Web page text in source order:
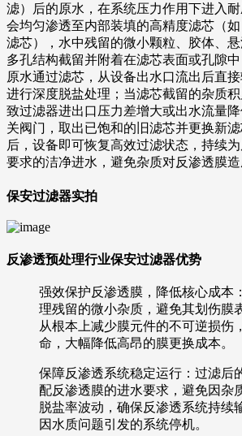
滤）后的原水，在系统压力作用下进入
会均匀渗透至内部装填的高精度滤芯（如
滤芯），水中残留的微小颗粒、胶体、
多孔结构截留并附着在滤芯表面或孔隙
原水通过滤芯，从设备出水口流出后直
进行深度脱盐处理；当滤芯截留的杂质
致过滤器进出口压力差增大或出水流量
关阀门，取出已饱和的旧滤芯并更换新
后，设备即可恢复高效过滤状态，持续
要求的洁净进水，避免杂质对反渗透膜造
保安过滤器实拍
反渗透预处理行业保安过滤器优势
强效保护反渗透膜，降低核心成本
理残留的微小杂质，避免其划伤膜
从根本上减少膜元件的不可逆损伤
命，大幅降低高昂的膜更换成本。
保障反渗透系统稳定运行：过滤后
配反渗透膜的进水要求，避免因杂
脱盐率波动，确保反渗透系统持续
因水质问题引发的系统停机。